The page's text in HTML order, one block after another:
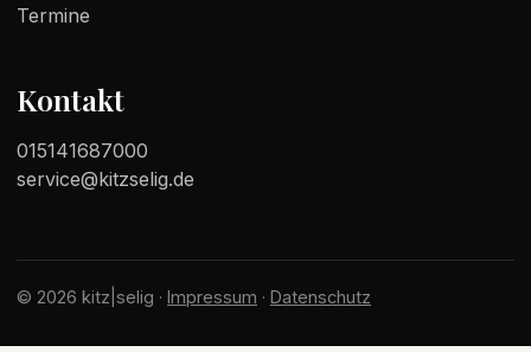
Termine
Kontakt
015141687000
service@kitzselig.de
© 2026 kitz|selig · Impressum · Datenschutz